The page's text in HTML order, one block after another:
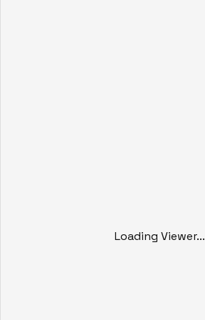
Loading Viewer...